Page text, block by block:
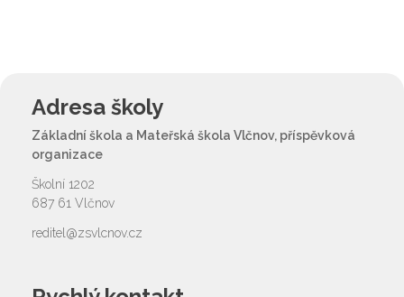
Adresa školy
Základní škola a Mateřská škola Vlčnov, příspěvková
organizace
Školní 1202
687 61 Vlčnov
reditel@zsvlcnov.cz